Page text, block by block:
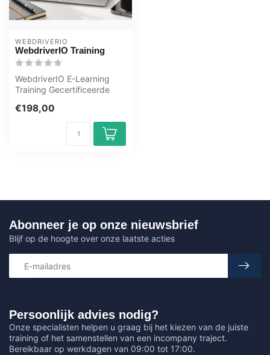
WEBDRIVERIO
WebdriverIO Training
WebdriverIO E-Learning
Training Gecertificeerde
Assessments Tip...
€198,00
Persoonlijk advies nodig?
Onze specialisten helpen u graag bij het kiezen van de juiste
training of het samenstellen van een incompany traject.
Bereikbaar op werkdagen van 09:00 tot 17:00.
Abonneer je op onze nieuwsbrief
Blijf op de hoogte over onze laatste acties